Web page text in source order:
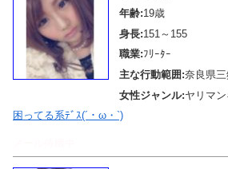
年齢:19歳
身長:151～155
職業:ﾌﾘｰﾀｰ
主な行動範囲:奈良県
女性ジャンル:ヤリマ
困ってる系ﾃﾞｽ(´・ω・`)